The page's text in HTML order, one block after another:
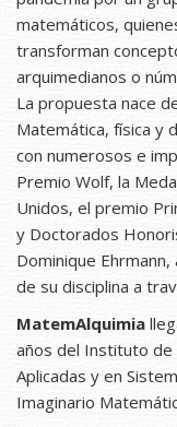
matemáticos,
transforman
arquimedianos o
La propuesta nace
Matemática, física y
con numerosos e
Premio Wolf, la
Unidos, el premio
y Doctorados
Dominique
de su disciplina a
MatemAlquimia
años del Instituto de
Aplicadas y en
Imaginario